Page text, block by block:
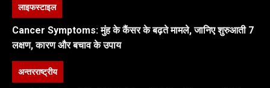
लाइफस्टाइल
Cancer Symptoms: मुंह के कैंसर के बढ़ते मामले, जानिए शुरुआती 7
लक्षण, कारण और बचाव के उपाय
अन्तरराष्ट्रीय